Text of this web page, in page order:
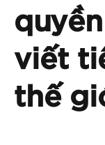
viết
thế